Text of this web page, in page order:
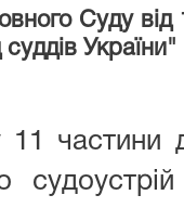
Суду
суддів України"
частини